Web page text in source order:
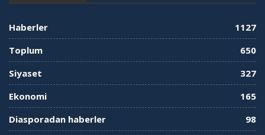
Haberler
1127
Toplum
650
Siyaset
327
Ekonomi
165
Diasporadan haberler
98